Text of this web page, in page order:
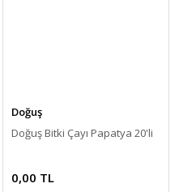
Doğuş
Doğuş Bitki Çayı Papatya 20'li
0,00 TL